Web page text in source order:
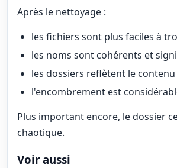
Après le nettoyage :
les fichiers sont plus faciles à
les noms sont cohérents et
les dossiers reflètent le contenu
l'encombrement est
Plus important encore, le dossier
chaotique.
Voir aussi